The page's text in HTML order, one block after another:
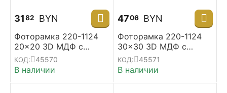
3182 BYN
Фоторамка 220-1124
20x20 3D МДФ с
паспарту 10*10
КОД: 45570
В наличии
4706 BYN
Фоторамка 220-1124
30x30 3D МДФ с
паспарту 15*15
КОД: 45571
В наличии